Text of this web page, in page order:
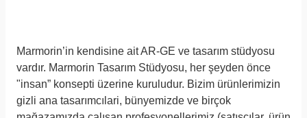
Marmorin’in kendisine ait AR-GE ve tasarım stüdyosu
vardır. Marmorin Tasarım Stüdyosu, her şeyden önce
"insan” konsepti üzerine kuruludur. Bizim ürünlerimizin
gizli ana tasarımcılari, bünyemizde ve birçok